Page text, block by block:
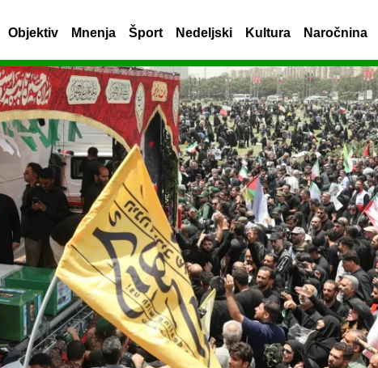
Objektiv Mnenja Šport Nedeljski Kultura Naročnina